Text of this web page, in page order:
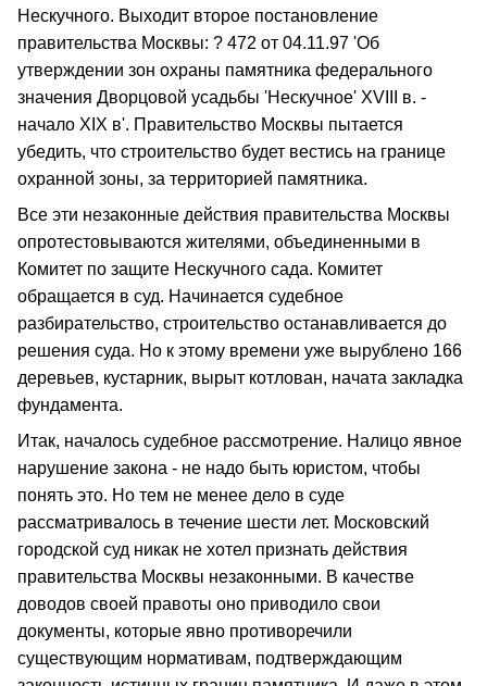
Нескучного. Выходит второе постановление
правительства Москвы: ? 472 от 04.11.97 'Об
утверждении зон охраны памятника федерального
значения Дворцовой усадьбы 'Нескучное' XVIII в. -
начало ХIХ в'. Правительство Москвы пытается
убедить, что строительство будет вестись на границе
охранной зоны, за территорией памятника.
Все эти незаконные действия правительства Москвы
опротестовываются жителями, объединенными в
Комитет по защите Нескучного сада. Комитет
обращается в суд. Начинается судебное
разбирательство, строительство останавливается до
решения суда. Но к этому времени уже вырублено 166
деревьев, кустарник, вырыт котлован, начата закладка
фундамента.
Итак, началось судебное рассмотрение. Налицо явное
нарушение закона - не надо быть юристом, чтобы
понять это. Но тем не менее дело в суде
рассматривалось в течение шести лет. Московский
городской суд никак не хотел признать действия
правительства Москвы незаконными. В качестве
доводов своей правоты оно приводило свои
документы, которые явно противоречили
существующим нормативам, подтверждающим